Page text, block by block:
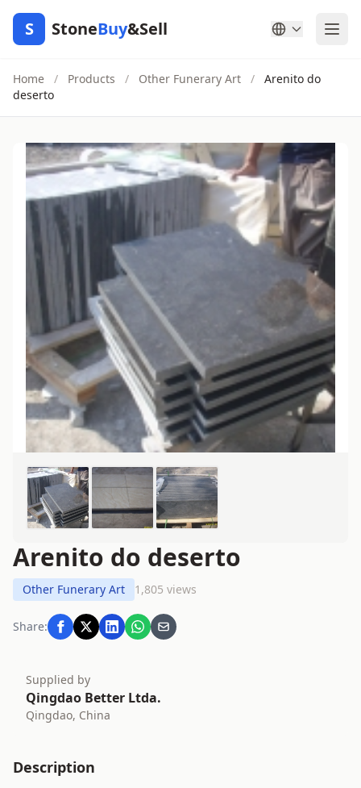
S StoneBuy&Sell
Home / Products / Other Funerary Art /
Arenito do
deserto
Arenito do deserto
Other Funerary Art 1,805 views
Share:
Supplied by
Qingdao Better Ltda.
Qingdao, China
Description